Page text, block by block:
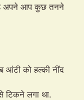
अपने आप कुछ तनने
आंटी को हल्की नींद
टिकने लगा था.